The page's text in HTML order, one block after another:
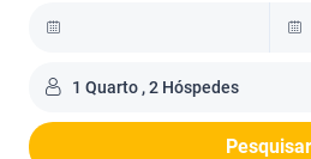
1 Quarto , 2 Hóspedes
Pesquisar